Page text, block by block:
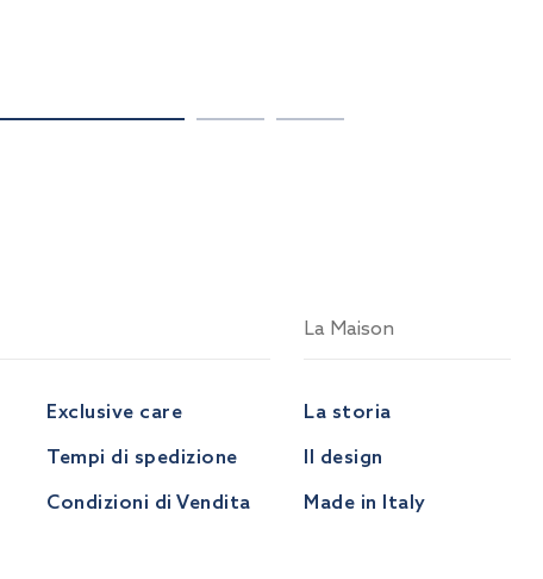
Exclusive care
Tempi di spedizione
Condizioni di Vendita
La Maison
La storia
Il design
Made in Italy